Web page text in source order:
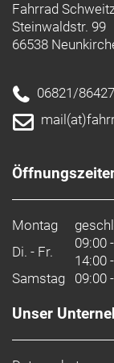
Fahrrad
Steinwaldstr. 99
66538
06821/
Montag
Di. - Fr.
09:00
14:00
Samstag 09:00
Unser